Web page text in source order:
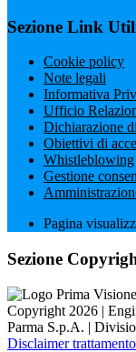
Sezione Link
Cookie policy
Note legali
Informativa
Ufficio
Dichiarazione
Obiettivi di
Whistleblowing
Gestione
Pagina
Sezione
Copyright 2026 |
Parma S.p.A. |
Disclaimer